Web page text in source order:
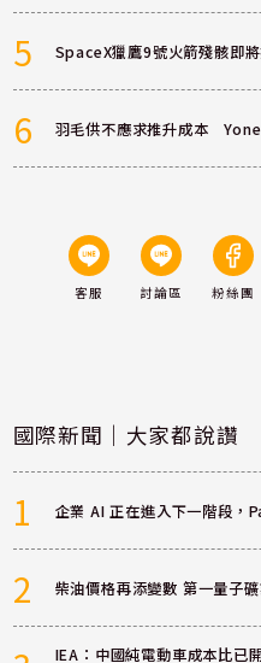
5 SpaceX獵鷹9號火箭殘骸即
6 羽毛供不應求推升成本
客服 討論區 粉絲團
國際新聞｜大家都說讚
1 企業 AI 正在進入下一階段，
2 柴油價格再添變數 第一量子
IEA：中國純電動車成本比已